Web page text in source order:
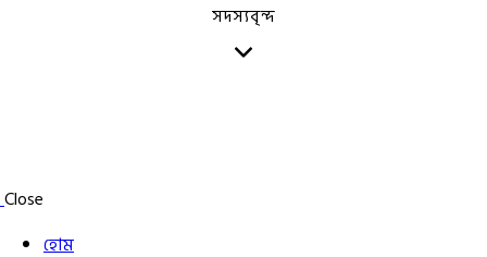
সদস্যবৃন্দ
Close
হোম